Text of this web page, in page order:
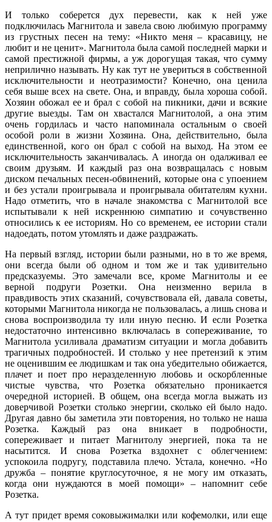
И только соберется дух перевести, как к ней уже
подключилась Магнитола и завела свою любимую программу
из грустных песен на тему: «Никто меня – красавицу, не
любит и не ценит». Магнитола была самой последней марки и
самой престижной фирмы, а уж дорогущая такая, что сумму
неприлично называть. Ну как тут не увериться в собственной
исключительности и неотразимости? Конечно, она ценила
себя выше всех на свете. Она, и вправду, была хороша собой.
Хозяин обожал ее и брал с собой на пикники, дачи и всякие
другие выезды. Там он хвастался Магнитолой, а она этим
очень гордилась и часто напоминала остальным о своей
особой роли в жизни Хозяина. Она, действительно, была
единственной, кого он брал с собой на выход. На этом ее
исключительность заканчивалась. А иногда он одалживал ее
своим друзьям. И каждый раз она возвращалась с новым
диском печальных песен-обвинений, которые она с упоением
и без устали проигрывала и проигрывала обитателям кухни.
Надо отметить, что в начале знакомства с Магнитолой все
испытывали к ней искреннюю симпатию и сочувственно
относились к ее историям. Но со временем, ее истории стали
надоедать, потом утомлять и даже раздражать.
На первый взгляд, истории были разными, но в то же время,
они всегда были об одном и том же и так удивительно
предсказуемы. Это замечали все, кроме Магнитолы и ее
верной подруги Розетки. Она неизменно верила в
правдивость этих сказаний, сочувствовала ей, давала советы,
которыми Магнитола никогда не пользовалась, а лишь снова и
снова воспроизводила ту или иную песню. И если Розетка
недостаточно интенсивно включалась в сопереживание, то
Магнитола усиливала драматизм ситуации и могла добавить
трагичных подробностей. И столько у нее претензий к этим
не оценившим ее людишкам и так она убедительно обижается,
плачет и поет про неразделенную любовь и оскорбленные
чистые чувства, что Розетка обязательно проникается
очередной историей. В общем, она всегда могла выжать из
доверчивой Розетки столько энергии, сколько ей было надо.
Другая давно бы заметила эти повторения, но только не наша
Розетка. Каждый раз она вникает в подробности,
сопереживает и питает Магнитолу энергией, пока та не
насытится. И снова Розетка вздохнет с облегчением:
успокоила подругу, подставила плечо. Устала, конечно. «Но
дружба – понятие круглосуточное, я не могу им отказать,
когда они нуждаются в моей помощи» – напомнит себе
Розетка.
А тут придет время соковыжималки или кофемолки, или еще